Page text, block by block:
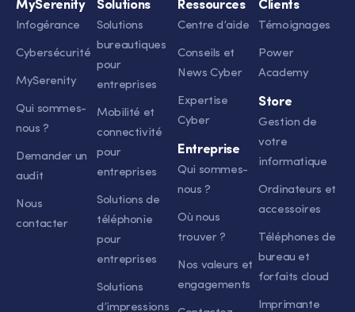
MySerenity
Infogérance
Cybersécurité
MySerenity
Qui sommes-
nous ?
Demander un
audit
Nous
contacter
Solutions
Solutions
bureautiques
pour
entreprises
Mobilité et
connectivité
pour
entreprises
Solutions de
téléphonie
pour
entreprises
Solutions
d’impressions
Ressources
Centre d’aide
Conseils et
News Cyber
Expertise
Cyber
Entreprise
Qui sommes-
nous ?
Où nous
trouver ?
Nos valeurs et
engagements
Clients
Témoignages
Power
Academy
Store
Gestion de
votre
informatique
Ordinateurs et
accessoires
Téléphones de
bureau et
forfaits cloud
Imprimante